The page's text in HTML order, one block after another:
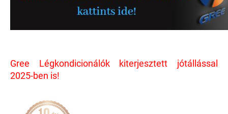
Gree Légkondicionálók kiterjesztett jótállással
2025-ben is!